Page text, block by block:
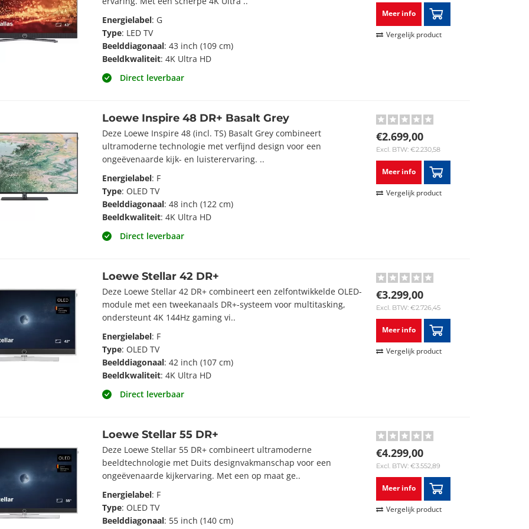
Energielabel: G
Type: LED TV
Beelddiagonaal: 43 inch (109 cm)
Beeldkwaliteit: 4K Ultra HD
Direct leverbaar
Meer info
Vergelijk product
Loewe Inspire 48 DR+ Basalt Grey
Deze Loewe Inspire 48 (incl. TS) Basalt Grey combineert
ultramoderne technologie met verfijnd design voor een
ongeëvenaarde kijk- en luisterervaring. ..
Energielabel: F
Type: OLED TV
Beelddiagonaal: 48 inch (122 cm)
Beeldkwaliteit: 4K Ultra HD
Direct leverbaar
€2.699,00
Excl. BTW: €2.230,58
Meer info
Vergelijk product
Loewe Stellar 42 DR+
Deze Loewe Stellar 42 DR+ combineert een zelfontwikkelde OLED-
module met een tweekanaals DR+-systeem voor multitasking,
ondersteunt 4K 144Hz gaming vi..
Energielabel: F
Type: OLED TV
Beelddiagonaal: 42 inch (107 cm)
Beeldkwaliteit: 4K Ultra HD
Direct leverbaar
€3.299,00
Excl. BTW: €2.726,45
Meer info
Vergelijk product
Loewe Stellar 55 DR+
Deze Loewe Stellar 55 DR+ combineert ultramoderne
beeldtechnologie met Duits designvakmanschap voor een
ongeëvenaarde kijkervaring. Met een op maat ge..
Energielabel: F
Type: OLED TV
Beelddiagonaal: 55 inch (140 cm)
€4.299,00
Excl. BTW: €3.552,89
Meer info
Vergelijk product